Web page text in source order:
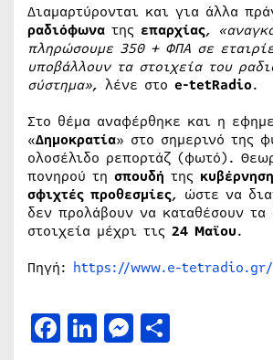
Διαμαρτύρονται και για άλλα
ραδιόφωνα της επαρχίας,
πληρώσουμε 350 + ΦΠΑ σε
υποβάλλουν τα στοιχεία του
σύστημα», λένε στο e-tetRadio.
Στο θέμα αναφέρθηκε και η
«Δημοκρατία» στο σημερινό της
ολοσέλιδο ρεπορτάζ (φωτό).
πονηρού τη σπουδή της
σφιχτές προθεσμίες, ώστε να
δεν προλάβουν να καταθέσουν τα
στοιχεία μέχρι τις 24 Μαϊου.
Πηγή: https://www.e-tetradio.gr/
Facebook
LinkedIn
Messenger